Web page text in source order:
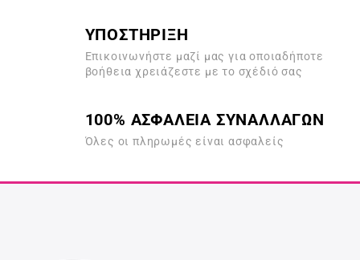
ΥΠΟΣΤΗΡΙΞΗ
Επικοινωνήστε μαζί μας για οποιαδήποτε
βοήθεια χρειάζεστε με το σχέδιό σας
100% ΑΣΦΑΛΕΙΑ ΣΥΝΑΛΛΑΓΩΝ
Όλες οι πληρωμές είναι ασφαλείς